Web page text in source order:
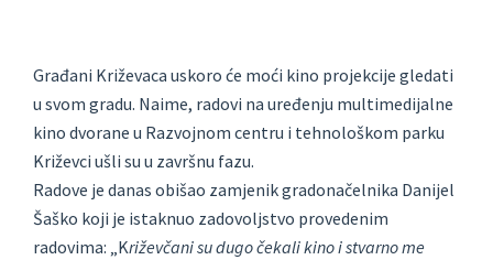
Građani Križevaca uskoro će moći kino projekcije gledati
u svom gradu. Naime, radovi na uređenju multimedijalne
kino dvorane u Razvojnom centru i tehnološkom parku
Križevci ušli su u završnu fazu.
Radove je danas obišao zamjenik gradonačelnika Danijel
Šaško koji je istaknuo zadovoljstvo provedenim
radovima: „Križevčani su dugo čekali kino i stvarno me